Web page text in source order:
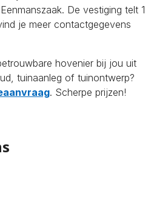
De vestiging telt 1
je meer contactgegevens
hovenier bij jou uit
tuinaanleg of tuinontwerp?
. Scherpe prijzen!